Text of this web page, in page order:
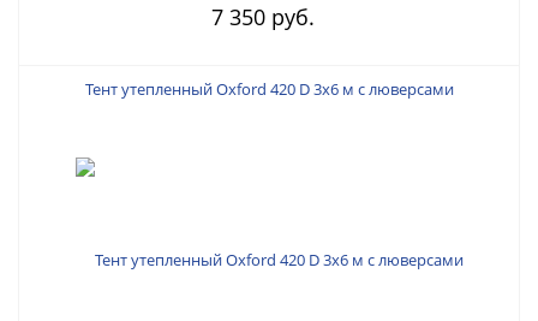
7 350 руб.
Тент утепленный Oxford 420 D 3х6 м с люверсами